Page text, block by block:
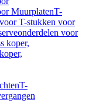
MuurplatenT-
T-stukken voor
voor
koper,
T-